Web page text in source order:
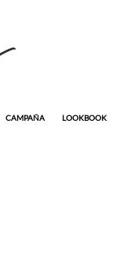
CAMPAÑA LOOKBOOK